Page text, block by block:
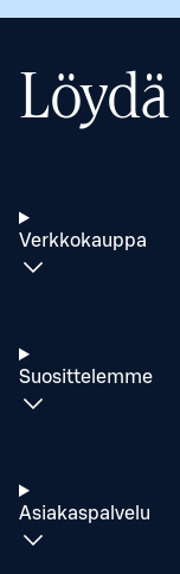
Löydä
Verkkokauppa
Suosittelemme
Asiakaspalvelu